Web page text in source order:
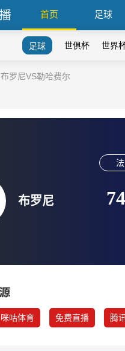
首页 足球
足球 世俱杯 世界
布罗尼VS勒哈费尔
布罗尼 74
咪咕体育 免费直播 腾